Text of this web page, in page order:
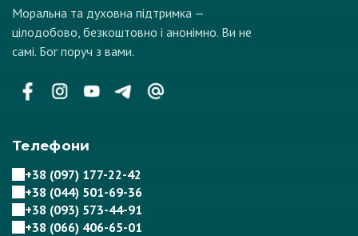
Моральна та духовна підтримка —
цілодобово, безкоштовно і анонімно. Ви не
самі. Бог поруч з вами.
Телефони
+38 (097) 177-22-42
+38 (044) 501-69-36
+38 (093) 573-44-91
+38 (066) 406-65-01